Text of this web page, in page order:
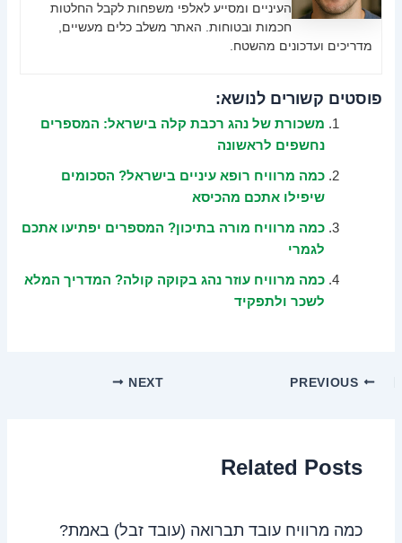
העיניים ומסייע לאלפי משפחות לקבל החלטות
חכמות ובטוחות. האתר משלב כלים מעשיים,
מדריכים ועדכונים מהשטח.
פוסטים קשורים לנושא:
משכורת של נהג רכבת קלה בישראל: המספרים
נחשפים לראשונה
כמה מרוויח רופא עיניים בישראל? הסכומים
שיפילו אתכם מהכיסא
כמה מרוויח מורה בתיכון? המספרים יפתיעו אתכם
לגמרי
כמה מרוויח עוזר נהג בקוקה קולה? המדריך המלא
לשכר ולתפקיד
NEXT
Related Posts
כמה מרוויח עובד תברואה (עובד זבל) באמת?